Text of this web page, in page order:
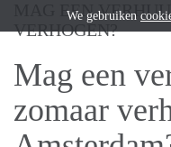
MAG EEN
VERHOGEN?
Mag een
zomaar
We gebruiken